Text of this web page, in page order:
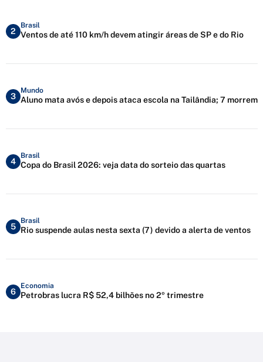
2
Brasil
Ventos de até 110 km/h devem atingir áreas de SP e do Rio
3
Mundo
Aluno mata avós e depois ataca escola na Tailândia; 7 morrem
4
Brasil
Copa do Brasil 2026: veja data do sorteio das quartas
5
Brasil
Rio suspende aulas nesta sexta (7) devido a alerta de ventos
6
Economia
Petrobras lucra R$ 52,4 bilhões no 2º trimestre